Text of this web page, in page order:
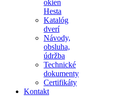
okien
Hesta
Katalóg
dverí
Návody,
obsluha,
údržba
Technické
dokumenty
Certifikáty
Kontakt